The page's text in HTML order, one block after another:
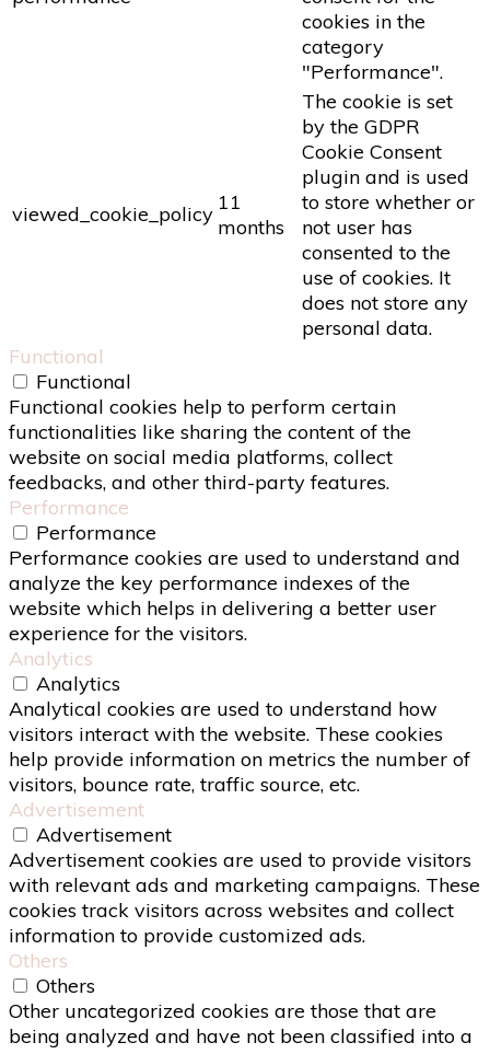
cookies in the
category
"Performance".
viewed_cookie_policy 11
months
The cookie is set
by the GDPR
Cookie Consent
plugin and is used
to store whether or
not user has
consented to the
use of cookies. It
does not store any
personal data.
Functional
Functional
Functional cookies help to perform certain
functionalities like sharing the content of the
website on social media platforms, collect
feedbacks, and other third-party features.
Performance
Performance
Performance cookies are used to understand and
analyze the key performance indexes of the
website which helps in delivering a better user
experience for the visitors.
Analytics
Analytics
Analytical cookies are used to understand how
visitors interact with the website. These cookies
help provide information on metrics the number of
visitors, bounce rate, traffic source, etc.
Advertisement
Advertisement
Advertisement cookies are used to provide visitors
with relevant ads and marketing campaigns. These
cookies track visitors across websites and collect
information to provide customized ads.
Others
Others
Other uncategorized cookies are those that are
being analyzed and have not been classified into a